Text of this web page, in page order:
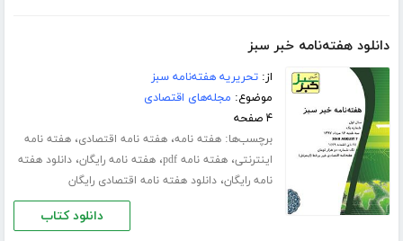
دانلود هفته‌نامه خبر سبز
از:تحریریه هفته‌نامه سبز
موضوع: مجله‌های اقتصادی
۴ صفحه
برچسب‌ها:هفته نامه،هفته نامه اقتصادی،هفته نامه
اینترنتی،هفته نامه pdf ،هفته نامه رایگان،دانلود هفته
نامه رایگان،دانلود هفته نامه اقتصادی رایگان
دانلود کتاب